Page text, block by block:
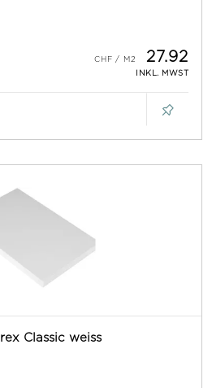
27.92
INKL. MWST
Classic weiss